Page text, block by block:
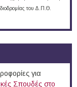
του Δ.Π.Θ.
για
Σπουδές στο